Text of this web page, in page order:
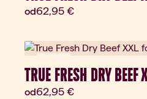
odAktuálna cena:
62,95 €
TRUE FRESH DRY
odAktuálna cena:
62,95 €